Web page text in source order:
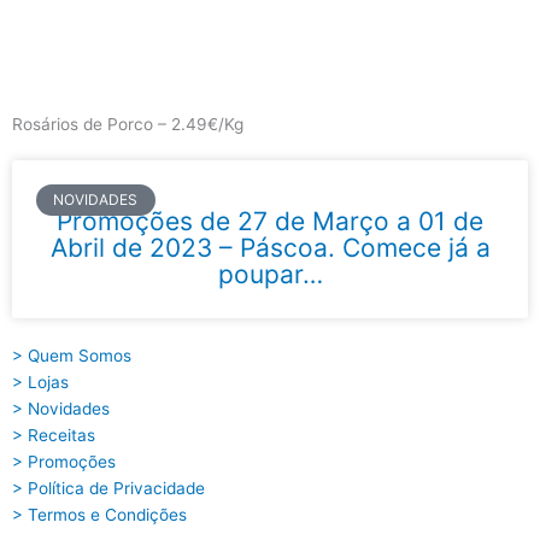
Rosários de Porco – 2.49€/Kg
NOVIDADES
Promoções de 27 de Março a 01 de
Abril de 2023 – Páscoa. Comece já a
poupar…
> Quem Somos
> Lojas
> Novidades
> Receitas
> Promoções
> Política de Privacidade
> Termos e Condições